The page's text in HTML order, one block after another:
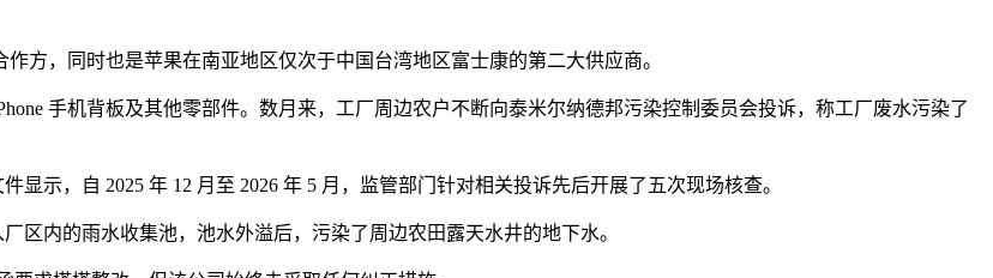
方，同时也是苹果在南亚地区仅次于中国台湾地区富士康的第二大供应商。
手机背板及其他零部件。数月来，工厂周边农户不断向泰米尔纳德邦污染控制委员会投诉，称工厂废水污染了
显示，自 2025 年 12 月至 2026 年 5 月，监管部门针对相关投诉先后开展了五次现场核查。
区内的雨水收集池，池水外溢后，污染了周边农田露天水井的地下水。